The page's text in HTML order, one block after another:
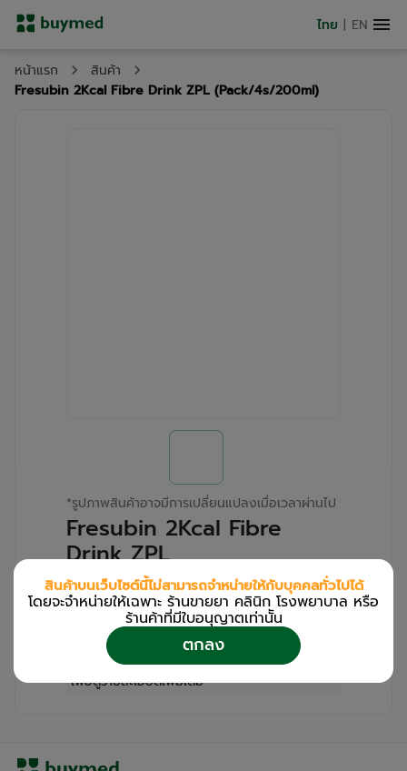
ไทย | EN
หน้าแรก
สินค้า
Fresubin 2Kcal Fibre Drink ZPL (Pack/4s/200ml)
*รูปภาพสินค้าอาจมีการเปลี่ยนแปลงเมื่อเวลาผ่านไป
Fresubin 2Kcal Fibre
Drink ZPL
(Pack/4s/200ml)
สำหรับลูกค้าเฉพาะร้านขายยา คลินิก และโรง
พยาบาล
เข้าสู่ระบบ
เพื่อดูรายละเอียดเพิ่มเติม
สินค้าบนเว็บไซต์นี้ไม่สามารถจำหน่ายให้กับบุคคลทั่วไปได้
โดยจะจำหน่ายให้เฉพาะ ร้านขายยา คลินิก โรงพยาบาล หรือ
ร้านค้าที่มีใบอนุญาตเท่านััน
ตกลง